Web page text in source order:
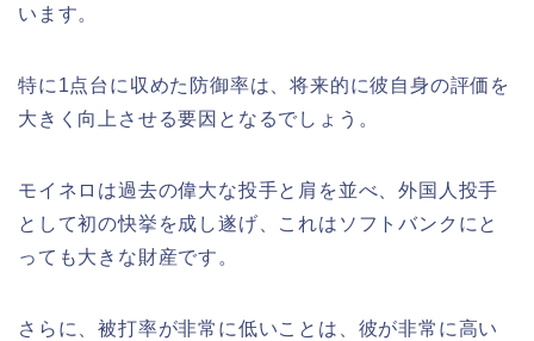
います。
特に1点台に収めた防御率は、将来的に彼自身の評価を
大きく向上させる要因となるでしょう。
モイネロは過去の偉大な投手と肩を並べ、外国人投手
として初の快挙を成し遂げ、これはソフトバンクにと
っても大きな財産です。
さらに、被打率が非常に低いことは、彼が非常に高い